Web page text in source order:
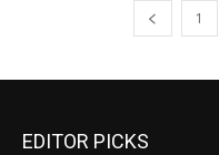
1
EDITOR PICKS